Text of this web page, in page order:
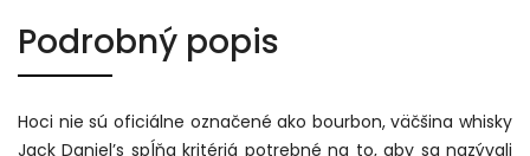
Podrobný popis
Hoci nie sú oficiálne označené ako bourbon, väčšina whisky
Jack Daniel’s spĺňa kritériá potrebné na to, aby sa nazývali